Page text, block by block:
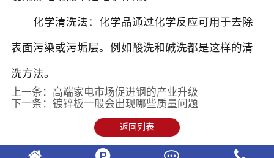
化学清洗法：化学品通过化学反应可用于去除
表面污染或污垢层。例如酸洗和碱洗都是这样的清
洗方法。
上一条： 高端家电市场促进钢的产业升级
下一条： 镀锌板一般会出现哪些质量问题
返回列表